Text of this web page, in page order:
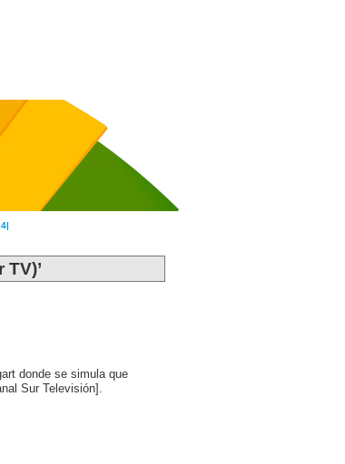
donde se simula que
Sur Televisión].